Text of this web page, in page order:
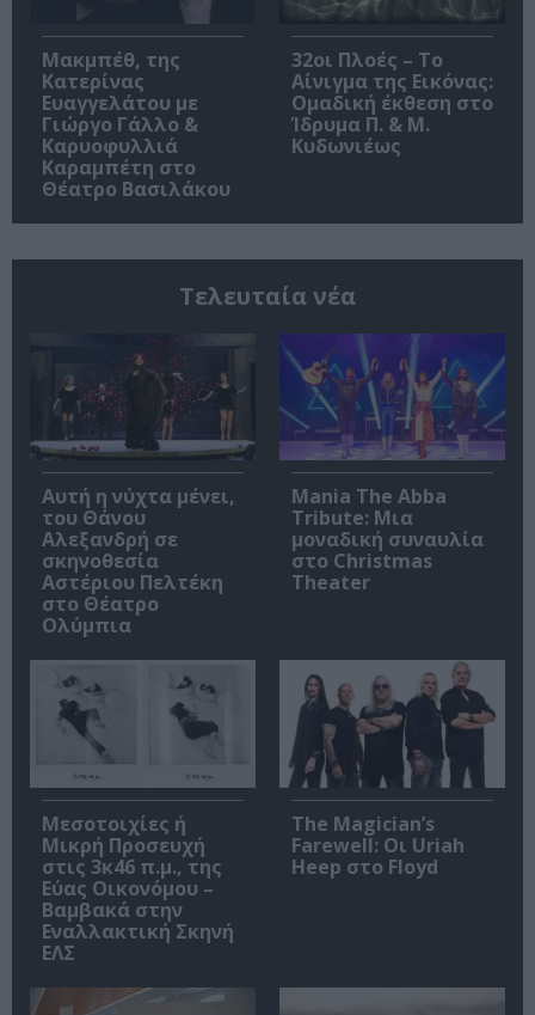
Μακμπέθ, της
Κατερίνας
Ευαγγελάτου με
Γιώργο Γάλλο &
Καρυοφυλλιά
Καραμπέτη στο
Θέατρο Βασιλάκου
32οι Πλοές – Το
Αίνιγμα της Εικόνας:
Ομαδική έκθεση στο
Ίδρυμα Π. & Μ.
Κυδωνιέως
Τελευταία νέα
Αυτή η νύχτα μένει,
του Θάνου
Αλεξανδρή σε
σκηνοθεσία
Αστέριου Πελτέκη
στο Θέατρο
Ολύμπια
Mania The Abba
Tribute: Μια
μοναδική συναυλία
στο Christmas
Theater
Μεσοτοιχίες ή
Μικρή Προσευχή
στις 3κ46 π.μ., της
Εύας Οικονόμου –
Βαμβακά στην
Εναλλακτική Σκηνή
ΕΛΣ
The Magician’s
Farewell: Οι Uriah
Heep στο Floyd